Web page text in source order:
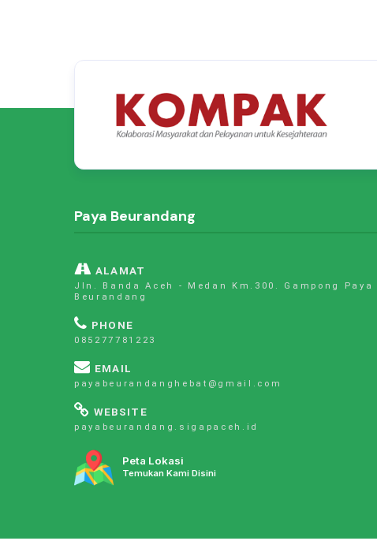
Paya Beurandang
ALAMAT
Jln. Banda Aceh - Medan Km.300. Gampong Paya
Beurandang
PHONE
085277781223
EMAIL
payabeurandanghebat@gmail.com
WEBSITE
payabeurandang.sigapaceh.id
Peta Lokasi
Temukan Kami Disini